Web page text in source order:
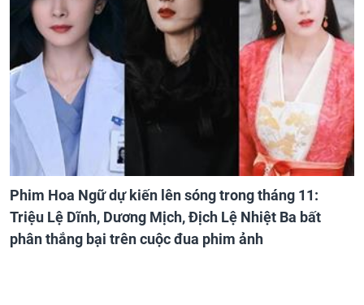
Phim Hoa Ngữ dự kiến lên sóng trong tháng 11:
Triệu Lệ Dĩnh, Dương Mịch, Địch Lệ Nhiệt Ba bất
phân thắng bại trên cuộc đua phim ảnh